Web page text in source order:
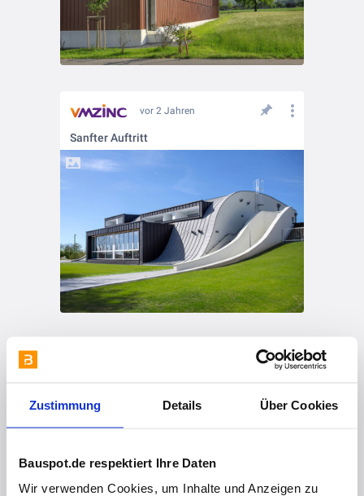
Zustimmung Details Über Cookies
Bauspot.de respektiert Ihre Daten
Wir verwenden Cookies, um Inhalte und Anzeigen zu
vor 2 Jahren
Sanfter Auftritt